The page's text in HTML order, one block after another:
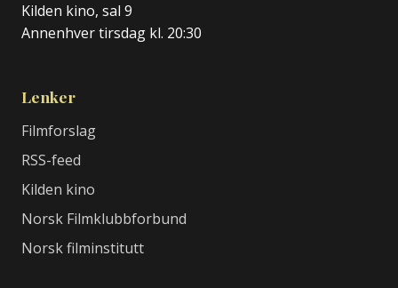
Kilden kino, sal 9
Annenhver tirsdag kl. 20:30
Lenker
Filmforslag
RSS-feed
Kilden kino
Norsk Filmklubbforbund
Norsk filminstitutt